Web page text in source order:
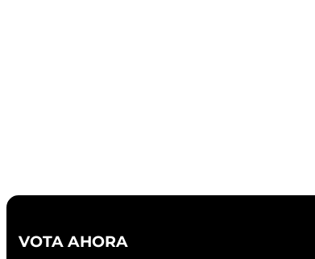
VOTA AHORA